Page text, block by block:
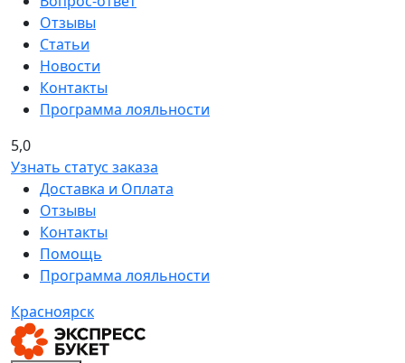
Отзывы
Статьи
Новости
Контакты
Программа лояльности
5,0
Узнать статус заказа
Доставка и Оплата
Отзывы
Контакты
Помощь
Программа лояльности
Красноярск